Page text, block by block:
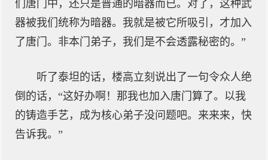
们唐门中，还只是普通的暗器而已。对了，这种武
器被我们统称为暗器。我就是被它所吸引，才加入
了唐门。非本门弟子，我们是不会透露秘密的。”
听了泰坦的话，楼高立刻说出了一句令众人绝
倒的话，“这好办啊！那我也加入唐门算了。以我
的铸造手艺，成为核心弟子没问题吧。来来来，快
告诉我。”